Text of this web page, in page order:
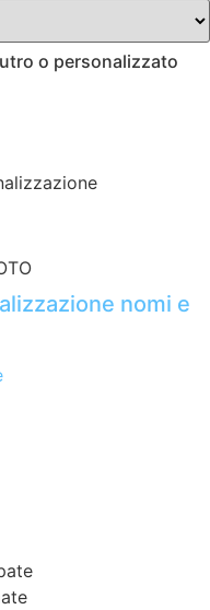
o personalizzato
nomi e